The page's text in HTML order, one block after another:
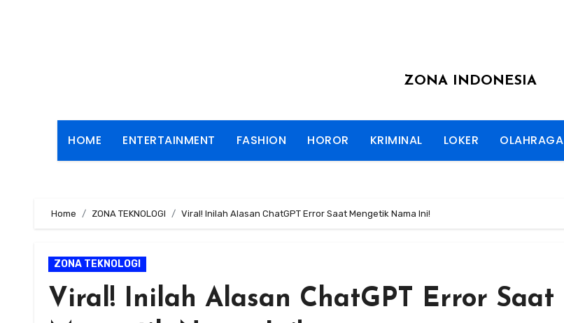
ZONA INDONESIA
HOME ENTERTAINMENT FASHION HOROR KRIMINAL LOKER OLAHRAGA
Home ZONA TEKNOLOGI Viral! Inilah Alasan ChatGPT Error Saat Mengetik Nama Ini!
ZONA TEKNOLOGI
Viral! Inilah Alasan ChatGPT Error Saat